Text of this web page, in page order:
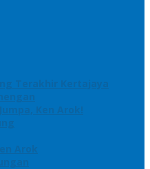
Terakhir Kertajaya
Ken Arok!
Arok